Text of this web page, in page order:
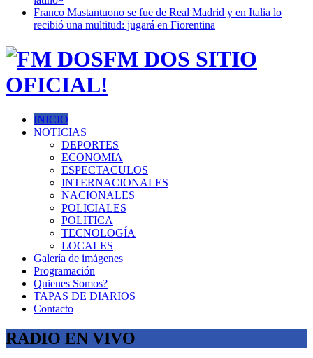
Franco Mastantuono se fue de Real Madrid y en Italia lo
recibió una multitud: jugará en Fiorentina
FM DOS SITIO
OFICIAL!
INICIO
NOTICIAS
DEPORTES
ECONOMIA
ESPECTACULOS
INTERNACIONALES
NACIONALES
POLICIALES
POLITICA
TECNOLOGÍA
LOCALES
Galería de imágenes
Programación
Quienes Somos?
TAPAS DE DIARIOS
Contacto
RADIO EN VIVO